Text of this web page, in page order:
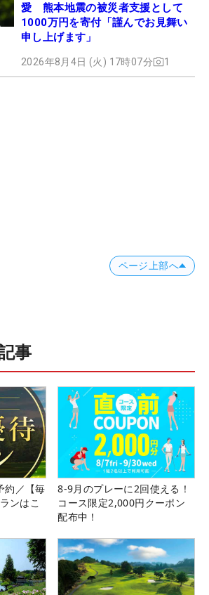
愛 熊本地震の被災者支援として
1000万円を寄付「謹んでお見舞い
申し上げます」
2026年8月4日 (火) 17時07分 1
ページ上部へ
事
約／【毎
ンはこ
8-9月のプレーに2回使える！
コース限定2,000円クーポン
配布中！